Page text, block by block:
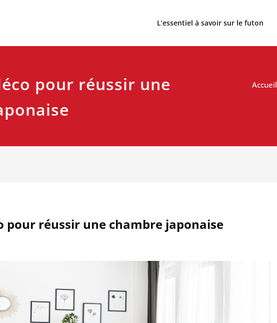
L’essentiel à savoir sur le futon
pour réussir une
Accueil
pour réussir une chambre japonaise